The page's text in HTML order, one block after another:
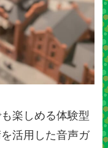
楽しめる体験型
活用した音声ガ